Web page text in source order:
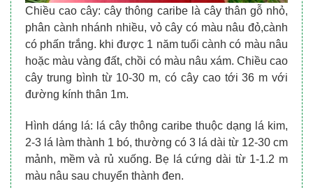
Chiều cao cây: cây thông caribe là cây thân gỗ nhỏ,
phân cành nhánh nhiều, vỏ cây có màu nâu đỏ,cành
có phấn trắng. khi được 1 năm tuổi cành có màu nâu
hoặc màu vàng đất, chồi có màu nâu xám. Chiều cao
cây trung bình từ 10-30 m, có cây cao tới 36 m với
đường kính thân 1m.
Hình dáng lá: lá cây thông caribe thuộc dạng lá kim,
2-3 lá làm thành 1 bó, thường có 3 lá dài từ 12-30 cm
mảnh, mềm và rủ xuống. Bẹ lá cứng dài từ 1-1.2 m
màu nâu sau chuyển thành đen.